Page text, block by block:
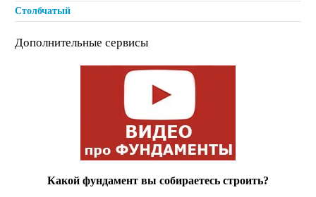
Столбчатый
Дополнительные сервисы
Какой фундамент вы собираетесь строить?